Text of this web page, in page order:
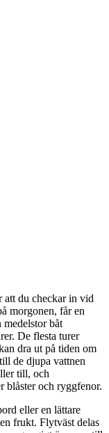
att du checkar in vid
morgonen, får en
medelstor båt
De flesta turer
dra ut på tiden om
de djupa vattnen
till, och
blåster och ryggfenor.
eller en lättare
frukt. Flytväst delas